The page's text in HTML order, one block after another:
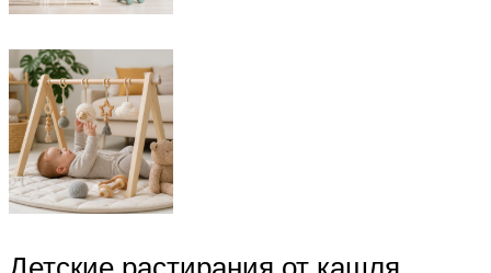
Детские растирания от кашля